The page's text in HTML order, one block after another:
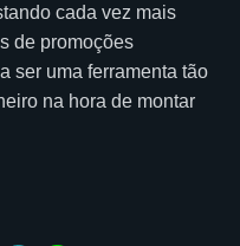
cada vez mais
de promoções
ser uma ferramenta tão
na hora de montar